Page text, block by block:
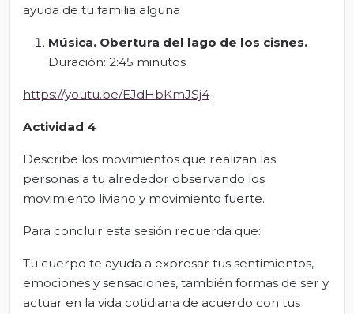
ayuda de tu familia alguna
Música. Obertura del lago de los cisnes.
Duración: 2:45 minutos
https://youtu.be/EJdHbKmJSj4
Actividad 4
Describe los movimientos que realizan las
personas a tu alrededor observando los
movimiento liviano y movimiento fuerte.
Para concluir esta sesión recuerda que:
Tu cuerpo te ayuda a expresar tus sentimientos,
emociones y sensaciones, también formas de ser y
actuar en la vida cotidiana de acuerdo con tus